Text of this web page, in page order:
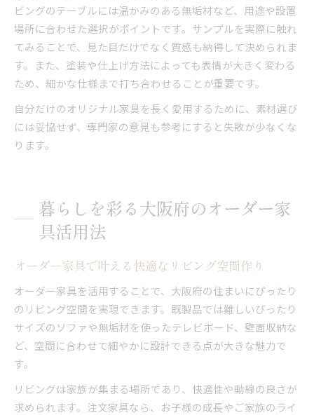
ビングのテーブルには温かみのある無垢材など、用途や設置
場所に合わせた選択がポイントです。サンプルを実際に触れ
てみることで、見た目だけでなく質感も納得して決められま
す。また、塗装や仕上げ方法によっても表情が大きく変わる
ため、細かな仕様まで打ち合わせることが重要です。
自分だけのオリジナル家具を長く愛用するために、素材選び
には妥協せず、専門家の意見も参考にすると失敗が少なくな
ります。
暮らしを彩る大阪府のオーダー家
具活用法
オーダー家具で叶える快適なリビング空間作り
オーダー家具を活用することで、大阪府の住まいにぴったり
のリビング空間を実現できます。既製品では難しいぴったり
サイズのソファや無垢材を使ったテレビボード、壁面収納な
ど、空間に合わせて細やかに設計できる点が大きな魅力で
す。
リビングは家族が集まる場所であり、快適性や動線の良さが
求められます。注文家具なら、お子様の成長やご家族のライ